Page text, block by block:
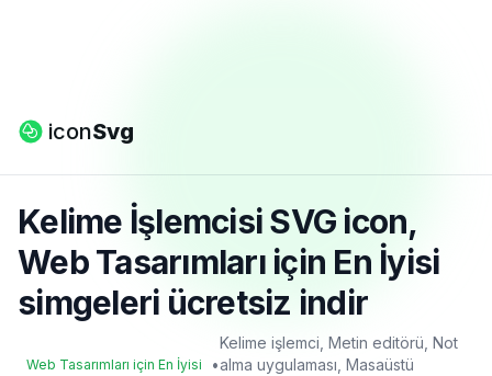
iconSvg
Kelime İşlemcisi SVG icon,
Web Tasarımları için En İyisi
simgeleri ücretsiz indir
Web Tasarımları için En İyisi •
Kelime işlemci, Metin editörü, Not
alma uygulaması, Masaüstü